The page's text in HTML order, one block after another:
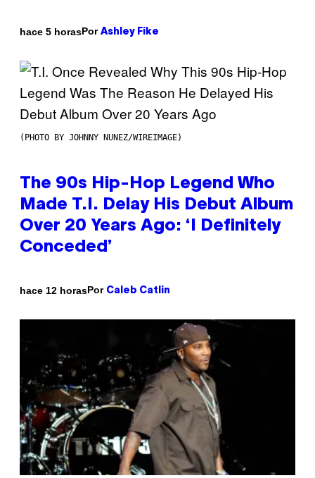
hace 5 horasPor Ashley Fike
(PHOTO BY JOHNNY NUNEZ/WIREIMAGE)
The 90s Hip-Hop Legend Who
Made T.I. Delay His Debut Album
Over 20 Years Ago: ‘I Definitely
Conceded’
hace 12 horasPor Caleb Catlin